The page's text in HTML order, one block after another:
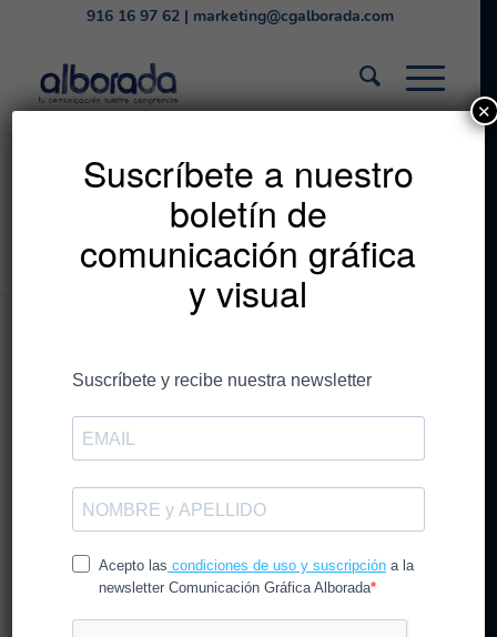
916 16 97 62| marketing@cgalborada.com
Listado de la etiqueta:
medidas sobres
Estás en: Inicio / medidas sobres
Entradas
Tipos de sobres, medidas
y usos
Suscríbete a nuestro
boletín de
comunicación gráfica
y visual
✕